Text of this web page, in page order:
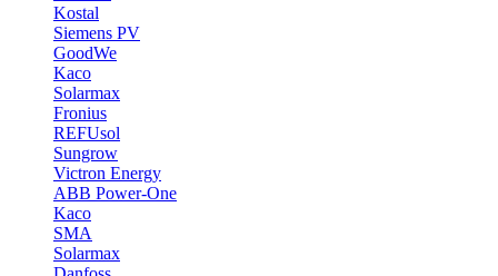
Kostal
Siemens PV
GoodWe
Kaco
Solarmax
Fronius
REFUsol
Sungrow
Victron Energy
ABB Power-One
Kaco
SMA
Solarmax